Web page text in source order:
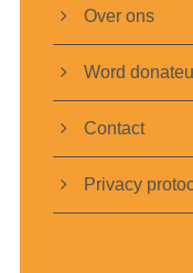
Over ons
Word
Contact
Privacy